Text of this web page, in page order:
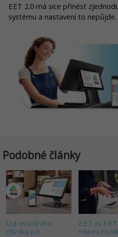
EET 2.0 má sice přinést
systému a nastavení to nepůjde.
Podobné články
Od mobilního
číšníka po
EET vs
Hlavní